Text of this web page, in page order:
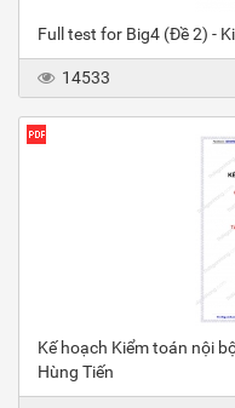
Full test for Big4 (Đề 2) -
14533
Kế hoạch Kiểm toán nội
Hùng Tiến